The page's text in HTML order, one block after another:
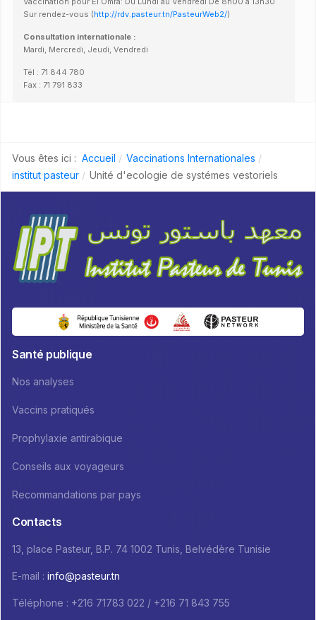
Sur rendez-vous (http://rdv.pasteur.tn/PasteurWeb2/)
Consultation internationale :
Mardi, Mercredi, Jeudi, Vendredi
Tél : 71 844 780
Fax : 71 791 833
Vous êtes ici : Accueil
Vaccinations Internationales
institut pasteur
Unité d'ecologie de systémes vestoriels
Santé publique
Nos analyses
Vaccins pratiqués
Prophylaxie antirabique
Conseils aux voyageurs
Recommandations par pays
Contacts
13, place Pasteur, B.P. 74 1002 Tunis, Belvédère Tunisie
E-mail : info@pasteur.tn
Téléphone : +216 71783 022 / +216 71 843 755